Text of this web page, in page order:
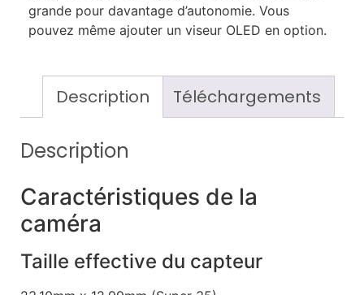
grande pour davantage d’autonomie. Vous
pouvez même ajouter un viseur OLED en option.
Description Téléchargements
Description
Caractéristiques de la
caméra
Taille effective du capteur